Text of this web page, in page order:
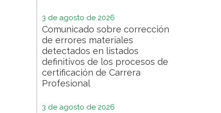
3 de agosto de 2026
Comunicado sobre corrección
de errores materiales
detectados en listados
definitivos de los procesos de
certificación de Carrera
Profesional
3 de agosto de 2026